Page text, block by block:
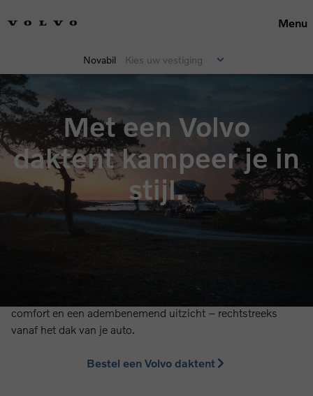
Menu
Novabil Kies uw vestiging
Met een Volvo
daktent kampeer je in
stijl.
Droom jij van een avontuurlijke kampeertrip deze lente of
comfort en een adembenemend uitzicht – rechtstreeks
vanaf het dak van je auto.
Bestel een Volvo daktent